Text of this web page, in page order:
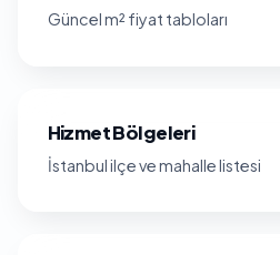
Güncel m² fiyat tabloları
Hizmet Bölgeleri
İstanbul ilçe ve mahalle listesi